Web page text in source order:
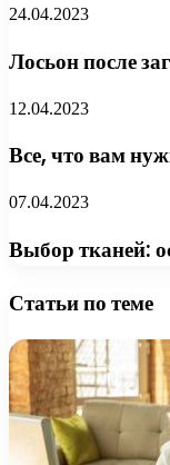
24.04.2023
Лосьон после
12.04.2023
Все, что вам
07.04.2023
Выбор тканей:
Статьи по теме